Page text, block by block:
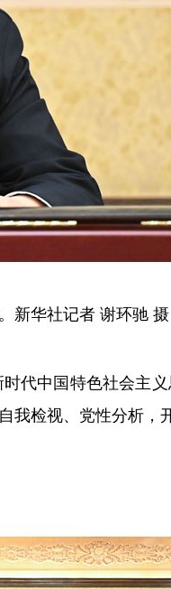
新华社记者 谢环驰 摄
中国特色社会主
检视、党性分析，